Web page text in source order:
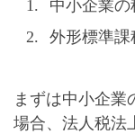
中小企業の
外形標準
まずは中小企業
場合、法人税法